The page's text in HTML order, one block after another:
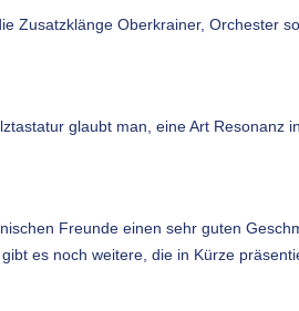
Zusatzklänge Oberkrainer, Orchester
glaubt man, eine Art Resonanz
Freunde einen sehr guten
es noch weitere, die in Kürze